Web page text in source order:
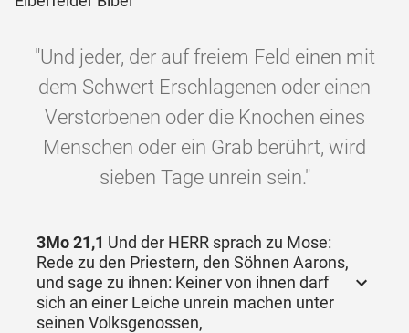
"Und jeder, der auf freiem Feld einen mit
dem Schwert Erschlagenen oder einen
Verstorbenen oder die Knochen eines
Menschen oder ein Grab berührt, wird
sieben Tage unrein sein."
3Mo 21,1 Und der HERR sprach zu Mose:
Rede zu den Priestern, den Söhnen Aarons,
und sage zu ihnen: Keiner von ihnen darf
sich an einer Leiche unrein machen unter
seinen Volksgenossen,